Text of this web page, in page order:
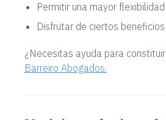
Permitir una mayor
Disfrutar de ciertos
¿Necesitas ayuda para
Barreiro Abogados.